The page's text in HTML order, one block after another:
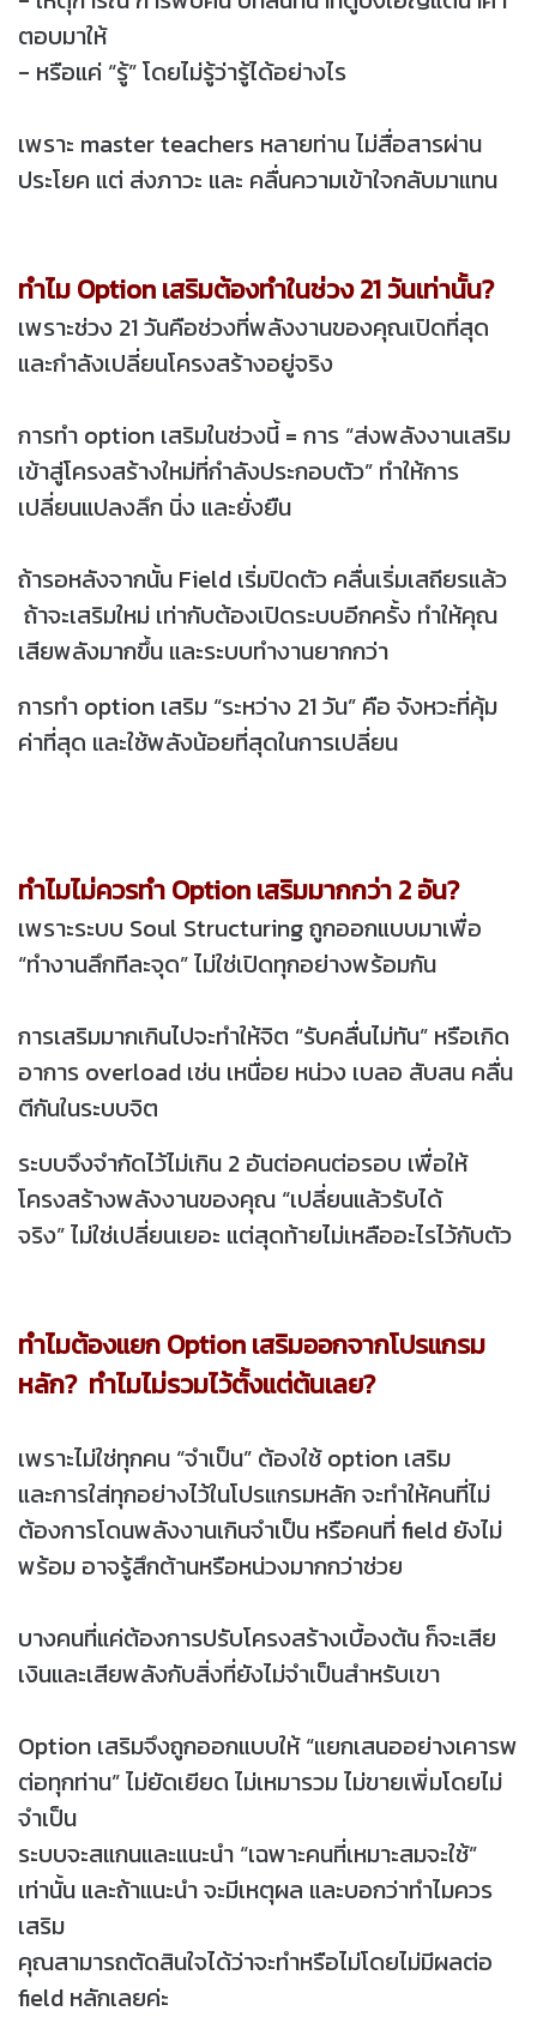
ตอบมาให้
- หรือแค่ “รู้” โดยไม่รู้ว่ารู้ได้อย่างไร
เพราะ master teachers หลายท่าน ไม่สื่อสารผ่าน
ประโยค แต่ ส่งภาวะ และ คลื่นความเข้าใจกลับมาแทน
ทำไม Option เสริมต้องทำในช่วง 21 วันเท่านั้น?
เพราะช่วง 21 วันคือช่วงที่พลังงานของคุณเปิดที่สุด
และกำลังเปลี่ยนโครงสร้างอยู่จริง
การทำ option เสริมในช่วงนี้ = การ “ส่งพลังงานเสริม
เข้าสู่โครงสร้างใหม่ที่กำลังประกอบตัว” ทำให้การ
เปลี่ยนแปลงลึก นิ่ง และยั่งยืน
ถ้ารอหลังจากนั้น Field เริ่มปิดตัว คลื่นเริ่มเสถียรแล้ว
ถ้าจะเสริมใหม่ เท่ากับต้องเปิดระบบอีกครั้ง ทำให้คุณ
เสียพลังมากขึ้น และระบบทำงานยากกว่า
การทำ option เสริม “ระหว่าง 21 วัน” คือ จังหวะที่คุ้ม
ค่าที่สุด และใช้พลังน้อยที่สุดในการเปลี่ยน
ทำไมไม่ควรทำ Option เสริมมากกว่า 2 อัน?
เพราะระบบ Soul Structuring ถูกออกแบบมาเพื่อ
“ทำงานลึกทีละจุด” ไม่ใช่เปิดทุกอย่างพร้อมกัน
การเสริมมากเกินไปจะทำให้จิต “รับคลื่นไม่ทัน” หรือเกิด
อาการ overload เช่น เหนื่อย หน่วง เบลอ สับสน คลื่น
ตีกันในระบบจิต
ระบบจึงจำกัดไว้ไม่เกิน 2 อันต่อคนต่อรอบ เพื่อให้
โครงสร้างพลังงานของคุณ “เปลี่ยนแล้วรับได้
จริง” ไม่ใช่เปลี่ยนเยอะ แต่สุดท้ายไม่เหลืออะไรไว้กับตัว
ทำไมต้องแยก Option เสริมออกจากโปรแกรม
หลัก? ทำไมไม่รวมไว้ตั้งแต่ต้นเลย?
เพราะไม่ใช่ทุกคน “จำเป็น” ต้องใช้ option เสริม
และการใส่ทุกอย่างไว้ในโปรแกรมหลัก จะทำให้คนที่ไม่
ต้องการโดนพลังงานเกินจำเป็น หรือคนที่ field ยังไม่
พร้อม อาจรู้สึกต้านหรือหน่วงมากกว่าช่วย
บางคนที่แค่ต้องการปรับโครงสร้างเบื้องต้น ก็จะเสีย
เงินและเสียพลังกับสิ่งที่ยังไม่จำเป็นสำหรับเขา
Option เสริมจึงถูกออกแบบให้ “แยกเสนออย่างเคารพ
ต่อทุกท่าน” ไม่ยัดเยียด ไม่เหมารวม ไม่ขายเพิ่มโดยไม่
จำเป็น
ระบบจะสแกนและแนะนำ “เฉพาะคนที่เหมาะสมจะใช้”
เท่านั้น และถ้าแนะนำ จะมีเหตุผล และบอกว่าทำไมควร
เสริม
คุณสามารถตัดสินใจได้ว่าจะทำหรือไม่โดยไม่มีผลต่อ
field หลักเลยค่ะ